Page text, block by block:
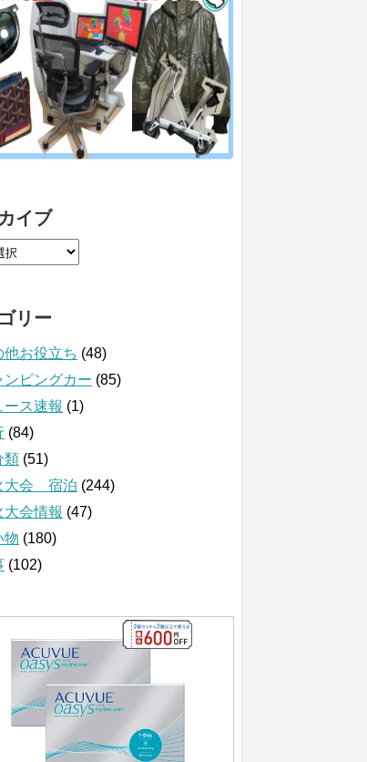
イブ
リー
他お役立ち (48)
ンピングカー (85)
ース速報 (1)
(84)
類 (51)
大会 宿泊 (244)
大会情報 (47)
物 (180)
(102)